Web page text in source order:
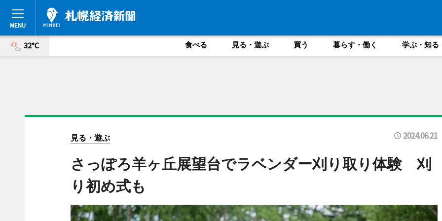
32°C 食べる 見る・遊ぶ 買う 暮らす・働く 学ぶ・知る
見る・遊ぶ 2024.06.21
さっぽろ羊ヶ丘展望台でラベンダー刈り取り体験 刈
り初め式も